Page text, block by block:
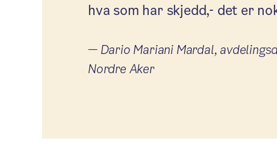
hva som har skjedd,- det er
— Dario Mariani Mardal,
Nordre Aker